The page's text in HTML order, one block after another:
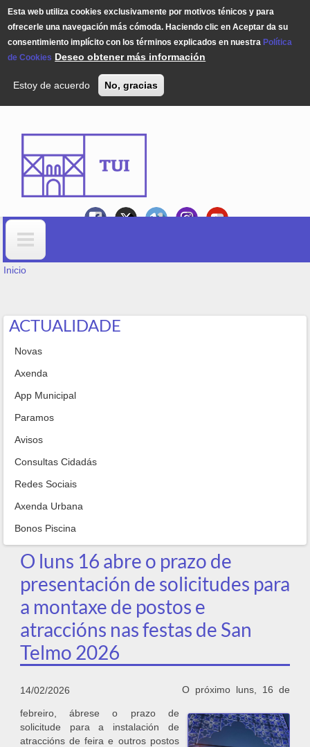
Esta web utiliza cookies exclusivamente por motivos ténicos y para
ofrecerle una navegación más cómoda. Haciendo clic en Aceptar da su
consentimiento implícito con los términos explicados en nuestra Política
de Cookies Deseo obtener más información
Estoy de acuerdo No, gracias
Formulario de búsqueda
USTED ESTÁ AQUÍ
Inicio
ACTUALIDADE
Novas
Axenda
App Municipal
Paramos
Avisos
Consultas Cidadás
Redes Sociais
Axenda Urbana
Bonos Piscina
O luns 16 abre o prazo de
presentación de solicitudes para
a montaxe de postos e
atraccións nas festas de San
Telmo 2026
14/02/2026 O próximo luns, 16 de
febreiro, ábrese o prazo de
solicitude para a instalación de
atraccións de feira e outros postos